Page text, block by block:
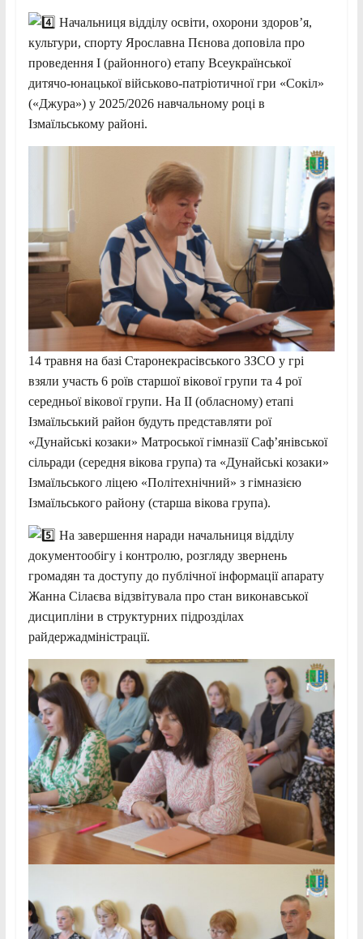
Начальниця відділу освіти, охорони здоров’я,
культури, спорту Ярославна Пєнова доповіла про
проведення І (районного) етапу Всеукраїнської
дитячо-юнацької військово-патріотичної гри «Сокіл»
(«Джура») у 2025/2026 навчальному році в
Ізмаїльському районі.
14 травня на базі Старонекрасівського ЗЗСО у грі
взяли участь 6 роїв старшої вікової групи та 4 рої
середньої вікової групи. На II (обласному) етапі
Ізмаїльський район будуть представляти рої
«Дунайські козаки» Матроської гімназії Саф’янівської
сільради (середня вікова група) та «Дунайські козаки»
Ізмаїльського ліцею «Політехнічний» з гімназією
Ізмаїльського району (старша вікова група).
На завершення наради начальниця відділу
документообігу і контролю, розгляду звернень
громадян та доступу до публічної інформації апарату
Жанна Сілаєва відзвітувала про стан виконавської
дисципліни в структурних підрозділах
райдержадміністрації.